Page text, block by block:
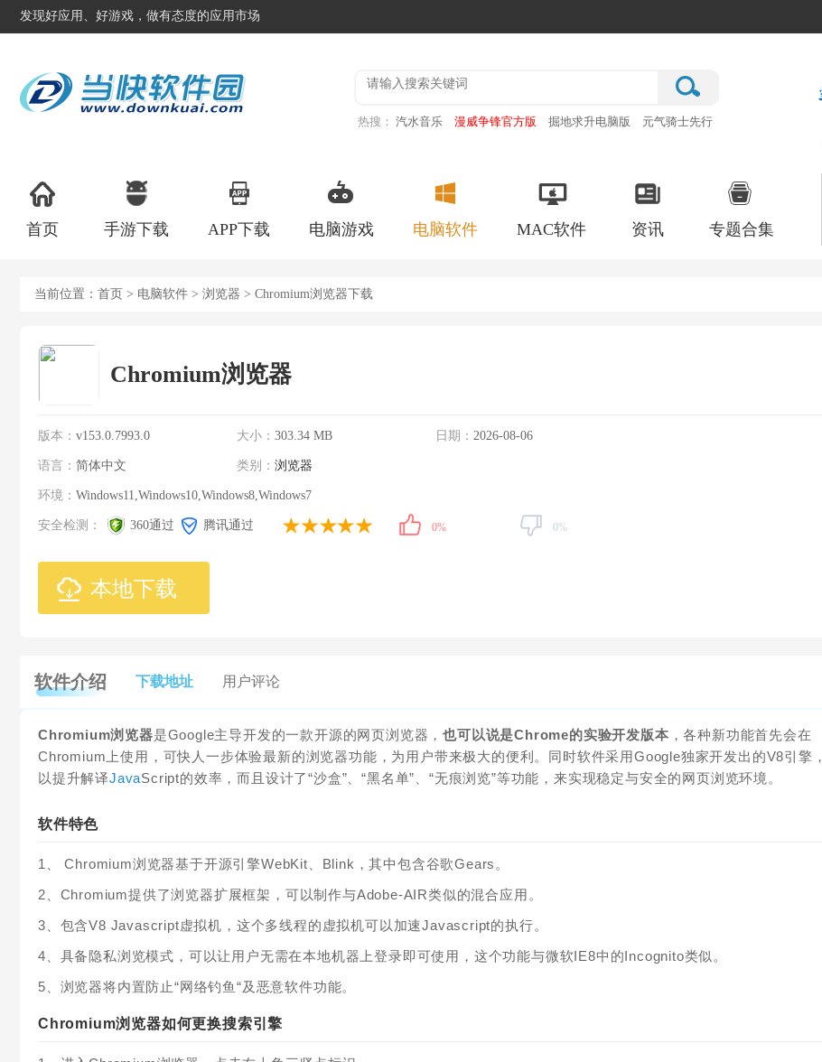
发现好应用、好游戏，做有态度的应用市场
热搜： 汽水音乐 漫威争锋官方版 掘地求升电脑版
元气骑士先行
首页 手游下载 APP下载 电脑游戏 电脑软件 MAC软件 资讯 专题合集
当前位置： 首页 > 电脑软件 > 浏览器 > Chromium浏览器下载
Chromium浏览器
版本： v153.0.7993.0 大小： 303.34 MB 日期： 2026-08-06
语言： 简体中文 类别： 浏览器
环境： Windows11,Windows10,Windows8,Windows7
安全检测： 360通过 腾讯通过 0% 0%
本地下载
软件介绍 下载地址 用户评论
Chromium浏览器是Google主导开发的一款开源的网页浏览器，也可以说是Chrome的实验开发版本 ，各种新功能首先会在
Chromium上使用，可快人一步体验最新的浏览器功能，为用户带来极大的便利。同时软件采用Google独家开发出的V8引擎，
以提升解译JavaScript的效率，而且设计了“沙盒”、“黑名单”、“无痕浏览”等功能，来实现稳定与安全的网页浏览环境。
软件特色
1、 Chromium浏览器基于开源引擎WebKit、Blink，其中包含谷歌Gears。
2、Chromium提供了浏览器扩展框架，可以制作与Adobe-AIR类似的混合应用。
3、包含V8 Javascript虚拟机，这个多线程的虚拟机可以加速Javascript的执行。
4、具备隐私浏览模式，可以让用户无需在本地机器上登录即可使用，这个功能与微软IE8中的Incognito类似。
5、浏览器将内置防止“网络钓鱼“及恶意软件功能。
Chromium浏览器如何更换搜索引擎